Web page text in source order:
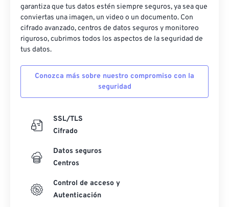
garantiza que tus datos estén siempre seguros, ya sea que
conviertas una imagen, un video o un documento. Con
cifrado avanzado, centros de datos seguros y monitoreo
riguroso, cubrimos todos los aspectos de la seguridad de
tus datos.
Conozca más sobre nuestro compromiso con la
seguridad
SSL/TLS
Cifrado
Datos seguros
Centros
Control de acceso y
Autenticación